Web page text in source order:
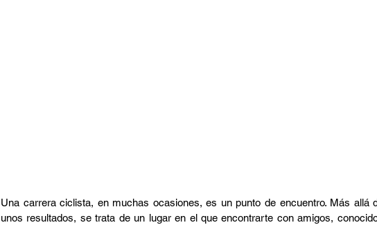
Una carrera ciclista, en muchas ocasiones, es un punto de encuentro. Más allá
unos resultados, se trata de un lugar en el que encontrarte con amigos,